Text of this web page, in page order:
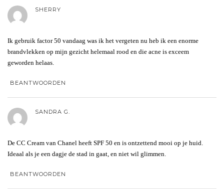
SHERRY
Ik gebruik factor 50 vandaag was ik het vergeten nu heb ik een enorme
brandvlekken op mijn gezicht helemaal rood en die acne is exceem
geworden helaas.
BEANTWOORDEN
SANDRA G.
De CC Cream van Chanel heeft SPF 50 en is ontzettend mooi op je huid.
Ideaal als je een dagje de stad in gaat, en niet wil glimmen.
BEANTWOORDEN